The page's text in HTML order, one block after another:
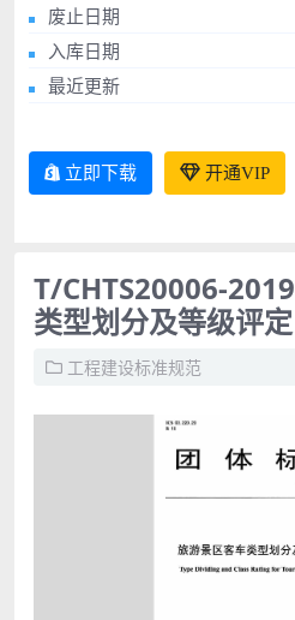
废止日期
入库日期
最近更新
立即下载 开通VIP
T/CHTS20006-
类型划分及等级评定
工程建设标准规范